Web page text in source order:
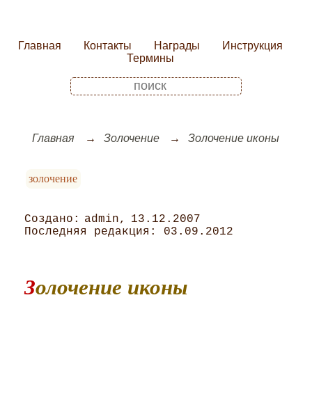
Главная Контакты Награды
Инструкция
Термины
Главная Золочение Золочение иконы
золочение
admin
13.12.2007
03.09.2012
Золочение иконы